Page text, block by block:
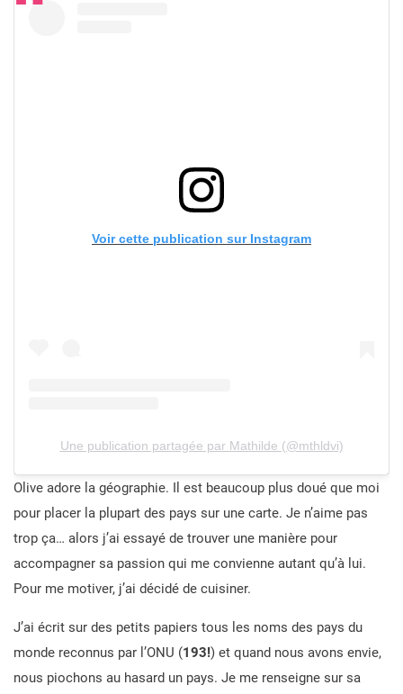
Voir cette publication sur Instagram
Une publication partagée par Mathilde (@mthldvi)
Olive adore la géographie. Il est beaucoup plus doué que moi
pour placer la plupart des pays sur une carte. Je n’aime pas
trop ça… alors j’ai essayé de trouver une manière pour
accompagner sa passion qui me convienne autant qu’à lui.
Pour me motiver, j’ai décidé de cuisiner.
J’ai écrit sur des petits papiers tous les noms des pays du
monde reconnus par l’ONU (193!) et quand nous avons envie,
nous piochons au hasard un pays. Je me renseigne sur sa